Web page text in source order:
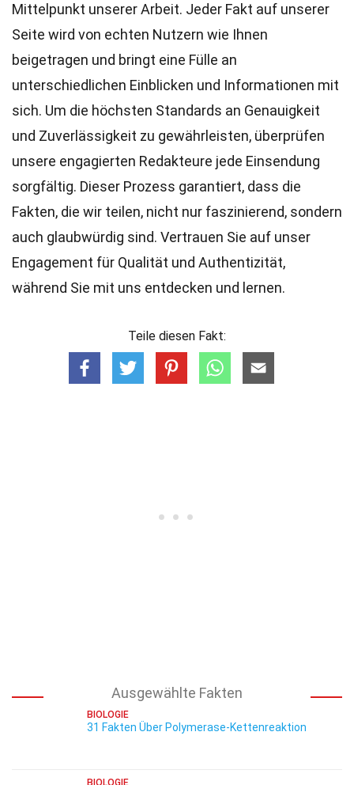
Mittelpunkt unserer Arbeit. Jeder Fakt auf unserer
Seite wird von echten Nutzern wie Ihnen
beigetragen und bringt eine Fülle an
unterschiedlichen Einblicken und Informationen mit
sich. Um die höchsten Standards an Genauigkeit
und Zuverlässigkeit zu gewährleisten, überprüfen
unsere engagierten Redakteure jede Einsendung
sorgfältig. Dieser Prozess garantiert, dass die
Fakten, die wir teilen, nicht nur faszinierend, sondern
auch glaubwürdig sind. Vertrauen Sie auf unser
Engagement für Qualität und Authentizität,
während Sie mit uns entdecken und lernen.
Teile diesen Fakt:
Ausgewählte Fakten
BIOLOGIE
31 Fakten Über Polymerase-Kettenreaktion
BIOLOGIE